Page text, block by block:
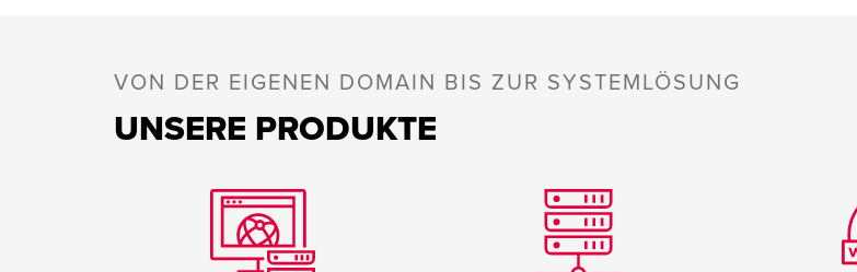
VON DER EIGENEN DOMAIN BIS ZUR SYSTEMLÖSUNG
UNSERE PRODUKTE